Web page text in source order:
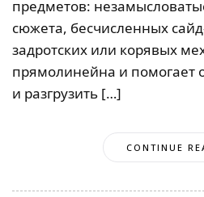
предметов:
сюжета, бесчисленных
задротских или корявых
прямолинейна и помогает
и разгрузить […]
CONTINUE